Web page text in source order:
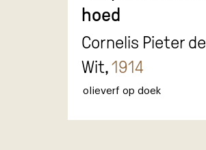
hoed
Cornelis Pieter de
Wit,1914
olieverf op doek